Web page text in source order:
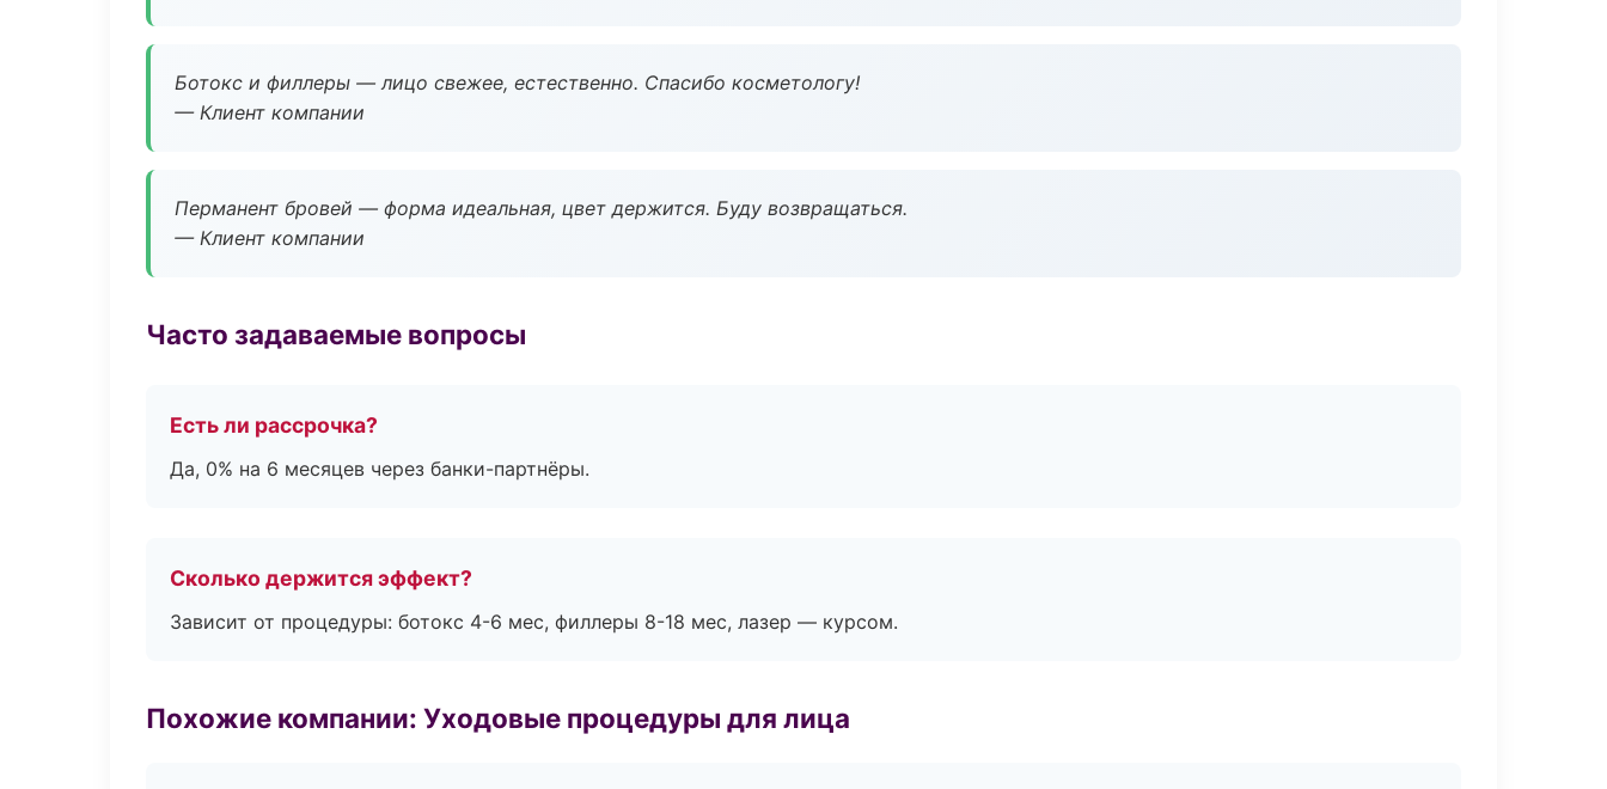
Ботокс и филлеры — лицо свежее, естественно. Спасибо косметологу!
— Клиент компании
Перманент бровей — форма идеальная, цвет держится. Буду возвращаться.
— Клиент компании
Часто задаваемые вопросы
Есть ли рассрочка?
Да, 0% на 6 месяцев через банки-партнёры.
Сколько держится эффект?
Зависит от процедуры: ботокс 4-6 мес, филлеры 8-18 мес, лазер — курсом.
Похожие компании: Уходовые процедуры для лица